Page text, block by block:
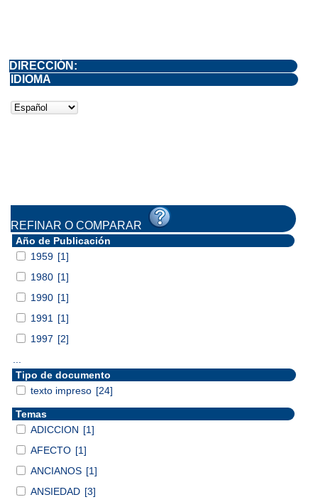
DIRECCIÓN:
IDIOMA
REFINAR O COMPARAR
Año de Publicación
1959 [1]
1980 [1]
1990 [1]
1991
[1]
1997 [2]
Tipo de documento
texto impreso [24]
Temas
ADICCION [1]
AFECTO [1]
ANCIANOS [1]
ANSIEDAD [3]